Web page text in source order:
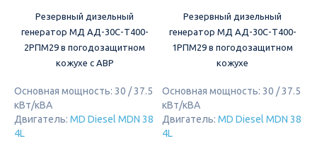
Резервный дизельный
генератор МД АД-30С-Т400-
2РПМ29 в погодозащитном
кожухе с АВР
Основная мощность: 30 / 37.5
кВт/кВА
Двигатель: MD Diesel MDN 38
4L
Резервный дизельный
генератор МД АД-30С-Т400-
1РПМ29 в погодозащитном
кожухе
Основная мощность: 30 / 37.5
кВт/кВА
Двигатель: MD Diesel MDN 38
4L